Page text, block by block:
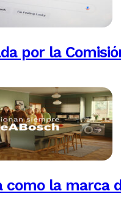
por la
como la marca